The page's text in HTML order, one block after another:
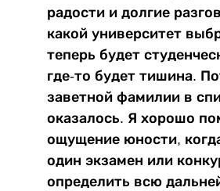
радости и долгие
какой университет
теперь будет
где-то будет тишина.
заветной фамилии в
оказалось. Я хорошо
ощущение юности,
один экзамен или
определить всю